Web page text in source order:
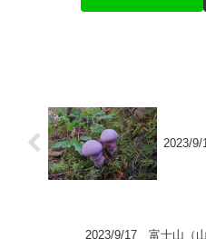
2023/9/
2023/9/17 富士山（山